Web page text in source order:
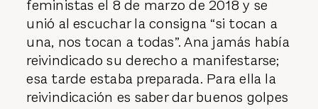
feministas el 8 de marzo de 2018 y se
unió al escuchar la consigna “si tocan a
una, nos tocan a todas”. Ana jamás había
reivindicado su derecho a manifestarse;
esa tarde estaba preparada. Para ella la
reivindicación es saber dar buenos golpes